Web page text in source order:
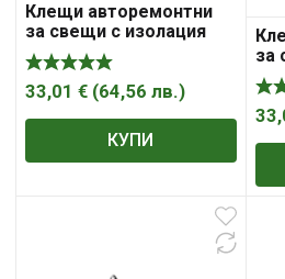
Клещи авторемонтни
за свещи с изолация
200mm Knipex
33,01 € (64,56 лв.)
КУПИ
за